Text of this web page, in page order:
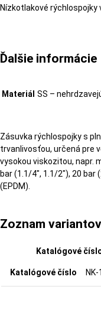
Nízkotlakové
Ďalšie informácie
Materiál SS –
Zásuvka rýchlospojky s
trvanlivosťou, určená pre
vysokou viskozitou, napr.
bar (1.1/4″, 1.1/2″), 20 bar
(EPDM).
Zoznam
Katalógové